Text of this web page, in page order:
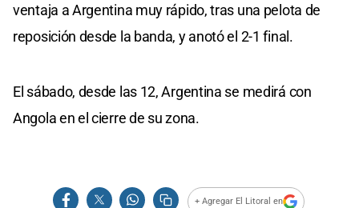
ventaja a Argentina muy rápido, tras una pelota de
reposición desde la banda, y anotó el 2-1 final.
El sábado, desde las 12, Argentina se medirá con
Angola en el cierre de su zona.
+ Agregar El Litoral en